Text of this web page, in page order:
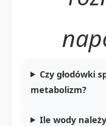
Czy głodówki
metabolizm?
Ile wody